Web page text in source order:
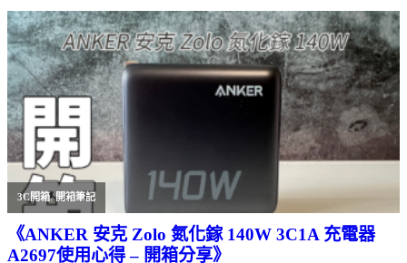
3C開箱,開箱筆記
《ANKER 安克 Zolo 氮化鎵 140W 3C1A 充電器
A2697使用心得 – 開箱分享》